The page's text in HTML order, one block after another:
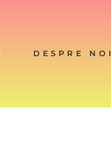
DESPRE NOI